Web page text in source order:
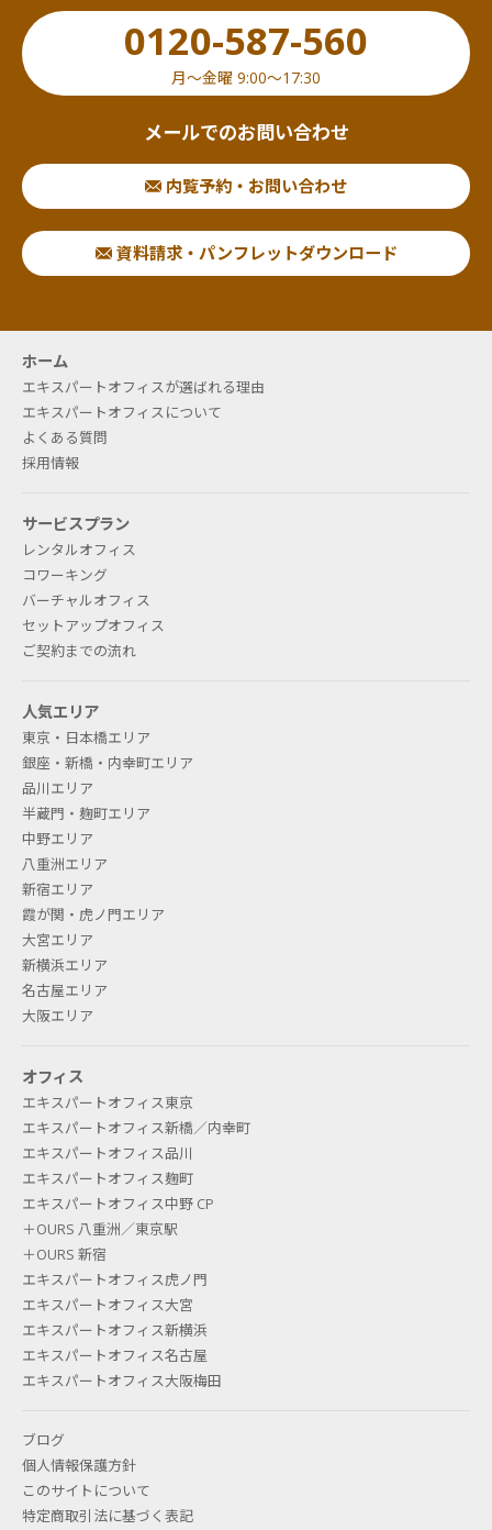
0120-587-560
月〜金曜 9:00〜17:30
メールでのお問い合わせ
内覧予約・お問い合わせ
資料請求・パンフレットダウンロード
ホーム
エキスパートオフィスが選ばれる理由
エキスパートオフィスについて
よくある質問
採用情報
サービスプラン
レンタルオフィス
コワーキング
バーチャルオフィス
セットアップオフィス
ご契約までの流れ
人気エリア
東京・日本橋エリア
銀座・新橋・内幸町エリア
品川エリア
半蔵門・麹町エリア
中野エリア
八重洲エリア
新宿エリア
霞が関・虎ノ門エリア
大宮エリア
新横浜エリア
名古屋エリア
大阪エリア
オフィス
エキスパートオフィス東京
エキスパートオフィス新橋／内幸町
エキスパートオフィス品川
エキスパートオフィス麹町
エキスパートオフィス中野 CP
＋OURS 八重洲／東京駅
＋OURS 新宿
エキスパートオフィス虎ノ門
エキスパートオフィス大宮
エキスパートオフィス新横浜
エキスパートオフィス名古屋
エキスパートオフィス大阪梅田
ブログ
個人情報保護方針
このサイトについて
特定商取引法に基づく表記